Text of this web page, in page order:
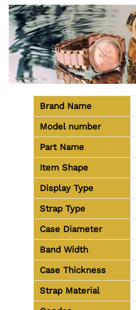
Brand Name
Model number
Part Name
Item Shape
Display Type
Strap Type
Case Diameter
Band Width
Case Thickness
Strap Material